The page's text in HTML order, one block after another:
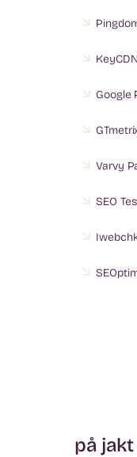
Google
Varvy
SEO
på